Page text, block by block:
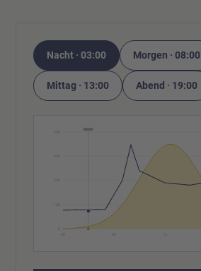
Nacht · 03:00 Morgen · 08:00
Mittag · 13:00 Abend · 19:00
03:00